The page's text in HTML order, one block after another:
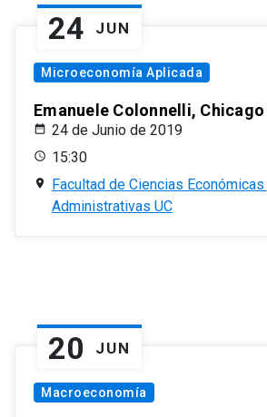
24 JUN
Microeconomía Aplicada
Emanuele Colonnelli,
24 de Junio de 2019
15:30
Facultad de Ciencias
Administrativas UC
20 JUN
Macroeconomía